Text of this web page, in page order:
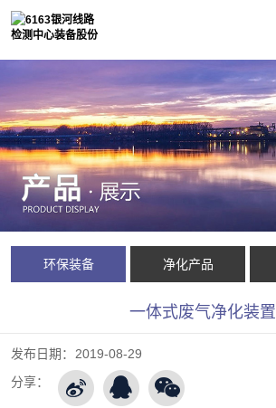
环保装备 净化产品
一体式废气净化装置
发布日期：
2019-08-29
分享：